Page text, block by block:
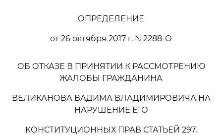
ОПРЕДЕЛЕНИЕ
от 26 октября 2017 г. N 2288-О
ОБ ОТКАЗЕ В ПРИНЯТИИ К РАССМОТРЕНИЮ
ЖАЛОБЫ ГРАЖДАНИНА
ВЕЛИКАНОВА ВАДИМА ВЛАДИМИРОВИЧА НА
НАРУШЕНИЕ ЕГО
КОНСТИТУЦИОННЫХ ПРАВ СТАТЬЕЙ 297,